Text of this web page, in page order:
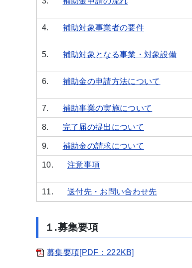
4. 補助対象事業者の要件
5. 補助対象となる事業・対象設備
6. 補助金の申請方法について
7. 補助事業の実施について
8. 完了届の提出について
9. 補助金の請求について
10. 注意事項
11. 送付先・お問い合わせ先
１.募集要項
募集要項[PDF：222KB]